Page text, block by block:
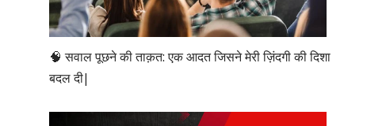
🧠 सवाल पूछने की ताक़त: एक आदत जिसने मेरी ज़िंदगी की दिशा
बदल दी|